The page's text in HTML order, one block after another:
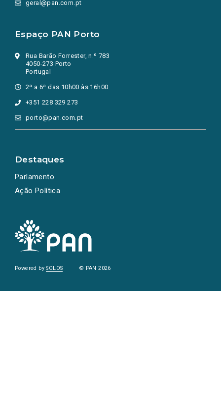
geral@pan.com.pt
Espaço PAN Porto
Rua Barão Forrester, n.º 783
4050-273 Porto
Portugal
2ª a 6ª das 10h00 às 16h00
+351 228 329 273
porto@pan.com.pt
Destaques
Parlamento
Ação Política
Powered bySOLOS © PAN 2026